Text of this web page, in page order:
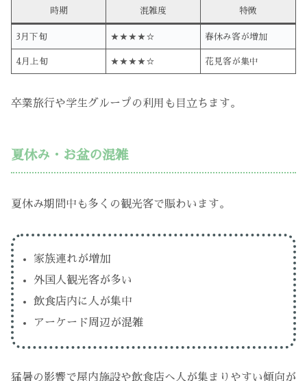
時期 混雑度 特徴
3月下旬 ★★★★☆ 春休み客が増加
4月上旬 ★★★★☆ 花見客が集中
卒業旅行や学生グループの利用も目立ちます。
夏休み・お盆の混雑
夏休み期間中も多くの観光客で賑わいます。
家族連れが増加
外国人観光客が多い
飲食店内に人が集中
アーケード周辺が混雑
猛暑の影響で屋内施設や飲食店へ人が集まりやすい傾向が